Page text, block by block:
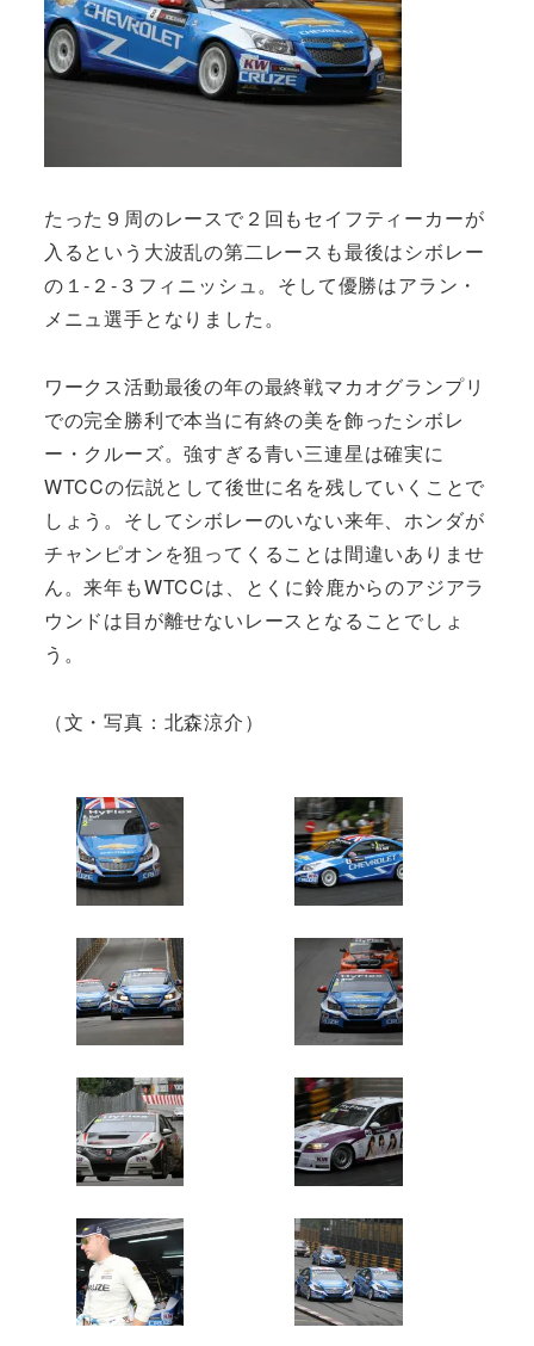
たった９周のレースで２回もセイフティーカーが
入るという大波乱の第二レースも最後はシボレー
の１-２-３フィニッシュ。そして優勝はアラン・
メニュ選手となりました。
ワークス活動最後の年の最終戦マカオグランプリ
での完全勝利で本当に有終の美を飾ったシボレ
ー・クルーズ。強すぎる青い三連星は確実に
WTCCの伝説として後世に名を残していくことで
しょう。そしてシボレーのいない来年、ホンダが
チャンピオンを狙ってくることは間違いありませ
ん。来年もWTCCは、とくに鈴鹿からのアジアラ
ウンドは目が離せないレースとなることでしょ
う。
（文・写真：北森涼介）